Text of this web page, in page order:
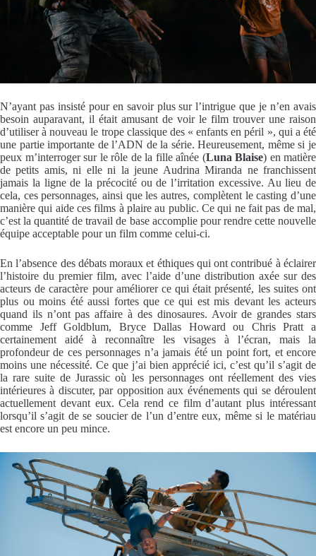
N’ayant pas insisté pour en savoir plus sur l’intrigue que je n’en avais
besoin auparavant, il était amusant de voir le film trouver une raison
d’utiliser à nouveau le trope classique des « enfants en péril », qui a été
une partie importante de l’ADN de la série. Heureusement, même si je
peux m’interroger sur le rôle de la fille aînée (Luna Blaise) en matière
de petits amis, ni elle ni la jeune Audrina Miranda ne franchissent
jamais la ligne de la précocité ou de l’irritation excessive. Au lieu de
cela, ces personnages, ainsi que les autres, complètent le casting d’une
manière qui aide ces films à plaire au public. Ce qui ne fait pas de mal,
c’est la quantité de travail de base accomplie pour rendre cette nouvelle
équipe acceptable pour un film comme celui-ci.
En l’absence des débats moraux et éthiques qui ont contribué à éclairer
l’histoire du premier film, avec l’aide d’une distribution axée sur des
acteurs de caractère pour améliorer ce qui était présenté, les suites ont
plus ou moins été aussi fortes que ce qui est mis devant les acteurs
quand ils n’ont pas affaire à des dinosaures. Avoir de grandes stars
comme Jeff Goldblum, Bryce Dallas Howard ou Chris Pratt a
certainement aidé à reconnaître les visages à l’écran, mais la
profondeur de ces personnages n’a jamais été un point fort, et encore
moins une nécessité. Ce que j’ai bien apprécié ici, c’est qu’il s’agit de
la rare suite de Jurassic où les personnages ont réellement des vies
intérieures à discuter, par opposition aux événements qui se déroulent
actuellement devant eux. Cela rend ce film d’autant plus intéressant
lorsqu’il s’agit de se soucier de l’un d’entre eux, même si le matériau
est encore un peu mince.